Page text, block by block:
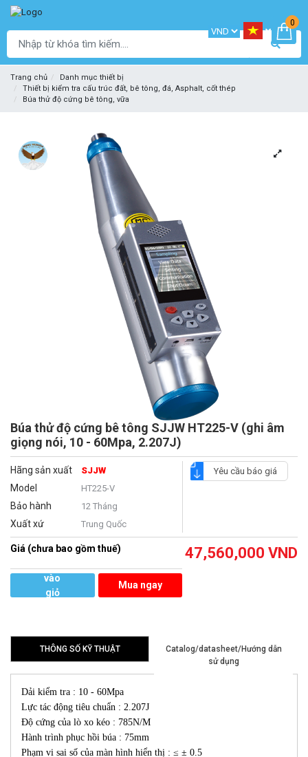
0
Trang chủ
Danh mục thiết bị
Thiết bị kiểm tra cấu trúc đất, bê tông, đá, Asphalt, cốt thép
Búa thử độ cứng bê tông, vữa
Búa thử độ cứng bê tông SJJW HT225-V (ghi âm
giọng nói, 10 - 60Mpa, 2.207J)
Hãng sản xuất SJJW
Model HT225-V
Bảo hành 12 Tháng
Xuất xứ Trung Quốc
Yêu cầu báo giá
Giá (chưa bao gồm thuế) 47,560,000 VND
vào
giỏ
Mua ngay
THÔNG SỐ KỸ THUẬT
Catalog/datasheet/Hướng dẫn
sử dụng
Dải kiểm tra : 10 - 60Mpa
Lực tác động tiêu chuẩn : 2.207J
Độ cứng của lò xo kéo : 785N/M
Hành trình phục hồi búa : 75mm
Phạm vi sai số của màn hình hiển thị : ≤ ± 0.5